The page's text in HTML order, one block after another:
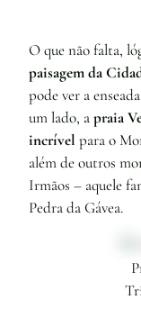
O que não falta,
paisagem da
pode ver a
um lado, apraia
incrível para o
além de outros
Irmãos – aquele
Pedra da Gávea.